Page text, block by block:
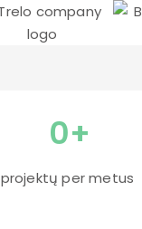
0+
projektų per metus